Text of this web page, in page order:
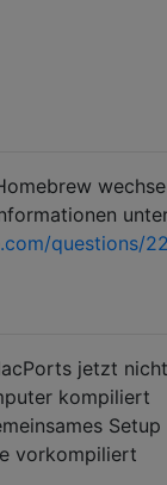
questions/
jetzt nicht
kompiliert
Setup
vorkompiliert